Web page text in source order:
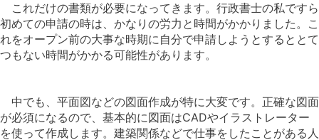
これだけの書類が必要になってきます。行政書士の私ですら
初めての申請の時は、かなりの労力と時間がかかりました。こ
れをオープン前の大事な時期に自分で申請しようとするととて
つもない時間がかかる可能性があります。
中でも、平面図などの図面作成が特に大変です。正確な図面
が必須になるので、基本的に図面はCADやイラストレーター
を使って作成します。建築関係などで仕事をしたことがある人